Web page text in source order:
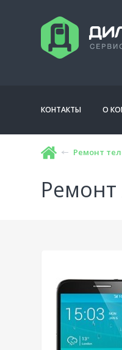
КОНТАКТЫ О
Ремонт
Ремонт